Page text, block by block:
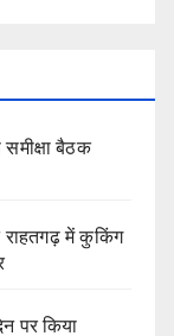
समीक्षा बैठक
राहतगढ़ में कुकिंग
पर किया